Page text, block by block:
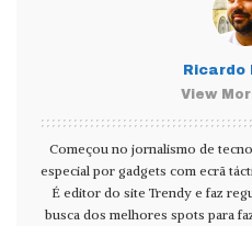
Ricardo
View
Começou no jornalismo de
especial por gadgets com ecrã
É editor do site Trendy e faz
busca dos melhores spots para